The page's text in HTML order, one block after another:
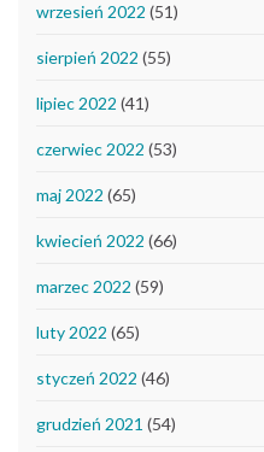
wrzesień 2022 (51)
sierpień 2022 (55)
lipiec 2022 (41)
czerwiec 2022 (53)
maj 2022 (65)
kwiecień 2022 (66)
marzec 2022 (59)
luty 2022 (65)
styczeń 2022 (46)
grudzień 2021 (54)